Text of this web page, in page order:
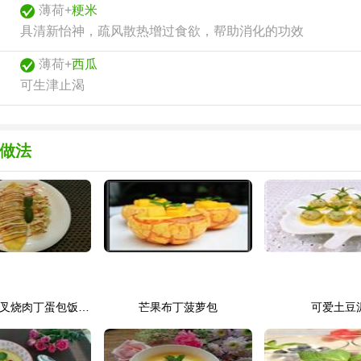
薄荷+粳米
具清新怡神，疏风散热增过食欲，帮助消化的功效
薄荷+西瓜
可生津止渴
法
芒果布丁菠萝包 可爱土豆